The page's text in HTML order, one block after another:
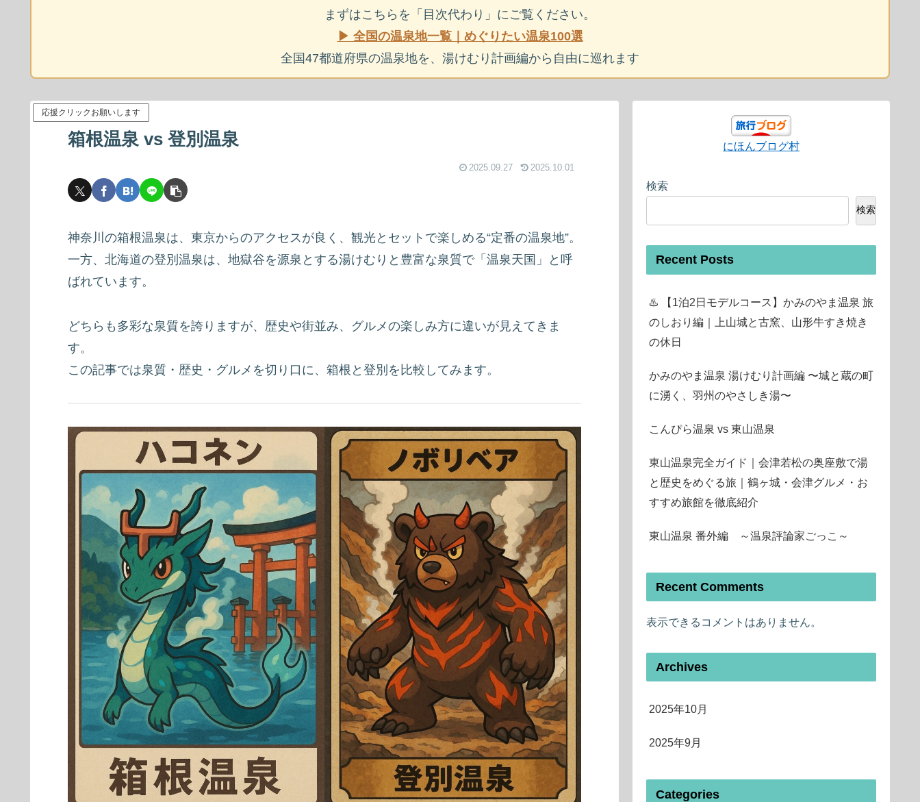
まずはこちらを「目次代わり」にご覧ください。
▶ 全国の温泉地一覧｜めぐりたい温泉100選
全国47都道府県の温泉地を、湯けむり計画編から自由に巡れます
応援クリックお願いします
箱根温泉 vs 登別温泉
2025.09.27 2025.10.01
神奈川の箱根温泉は、東京からのアクセスが良く、観光とセットで楽しめる“定番の温泉地”。
一方、北海道の登別温泉は、地獄谷を源泉とする湯けむりと豊富な泉質で「温泉天国」と呼
ばれています。
どちらも多彩な泉質を誇りますが、歴史や街並み、グルメの楽しみ方に違いが見えてきま
す。
この記事では泉質・歴史・グルメを切り口に、箱根と登別を比較してみます。
にほんブログ村
検索
検索
Recent Posts
♨️ 【1泊2日モデルコース】かみのやま温泉 旅
のしおり編｜上山城と古窯、山形牛すき焼き
の休日
かみのやま温泉 湯けむり計画編 〜城と蔵の町
に湧く、羽州のやさしき湯〜
こんぴら温泉 vs 東山温泉
東山温泉完全ガイド｜会津若松の奥座敷で湯
と歴史をめぐる旅｜鶴ヶ城・会津グルメ・お
すすめ旅館を徹底紹介
東山温泉 番外編 ～温泉評論家ごっこ～
Recent Comments
表示できるコメントはありません。
Archives
2025年10月
2025年9月
Categories